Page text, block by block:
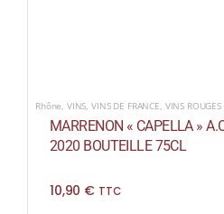
Rhône VINS ,VINS DE FRANCE VINS ROUGES
MARRENON « CAPELLA »
2020 BOUTEILLE 75CL
10,90 € TTC